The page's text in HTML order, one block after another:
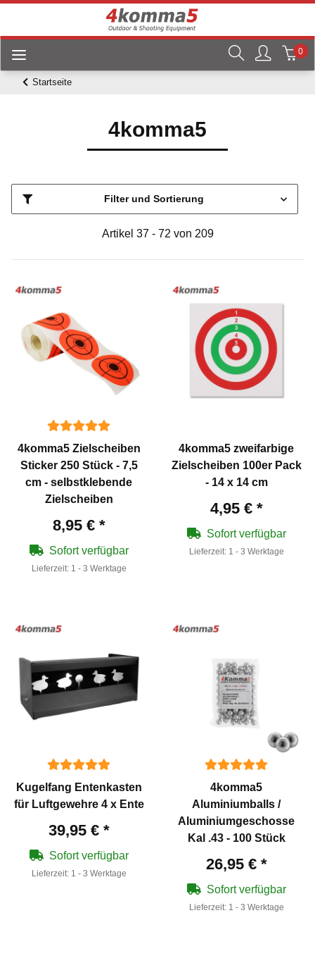
0
Startseite
4komma5
Filter und Sortierung
Artikel 37 - 72 von 209
4komma5 Zielscheiben
Sticker 250 Stück - 7,5
cm - selbstklebende
Zielscheiben
8,95 € *
Sofort verfügbar
Lieferzeit: 1 - 3 Werktage
4komma5 zweifarbige
Zielscheiben 100er Pack
- 14 x 14 cm
4,95 € *
Sofort verfügbar
Lieferzeit: 1 - 3 Werktage
Kugelfang Entenkasten
für Luftgewehre 4 x Ente
39,95 € *
Sofort verfügbar
Lieferzeit: 1 - 3 Werktage
4komma5
Aluminiumballs /
Aluminiumgeschosse
Kal .43 - 100 Stück
26,95 € *
Sofort verfügbar
Lieferzeit: 1 - 3 Werktage